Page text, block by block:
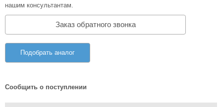
нашим консультантам.
Заказ обратного звонка
Подобрать аналог
Сообщить о поступлении